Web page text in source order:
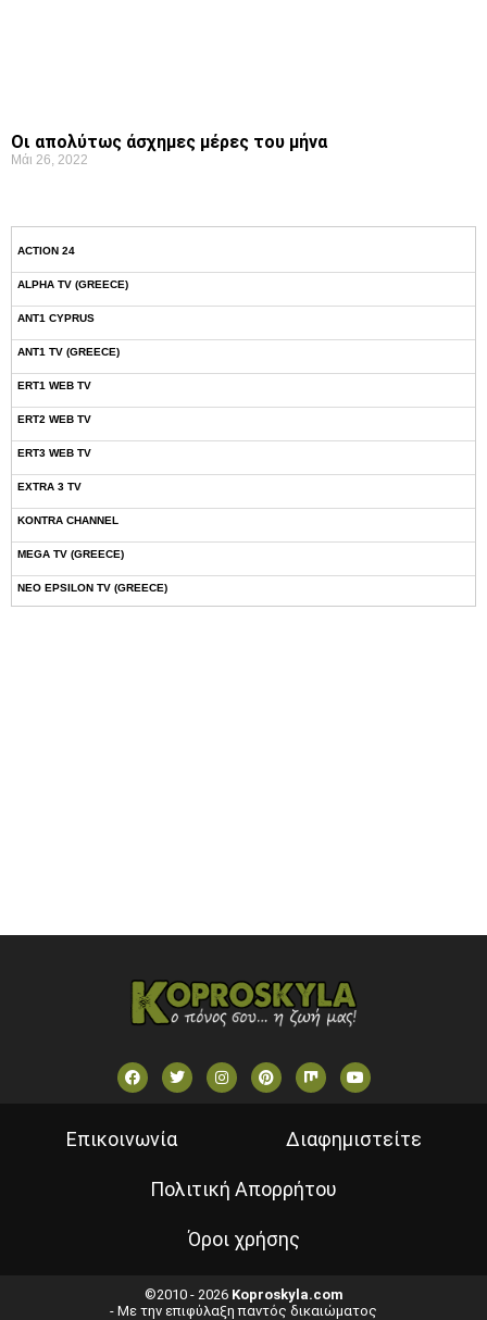
Οι απολύτως άσχημες μέρες του μήνα
Μάι 26, 2022
ACTION 24
ALPHA TV (GREECE)
ANT1 CYPRUS
ANT1 TV (GREECE)
ERT1 WEB TV
ERT2 WEB TV
ERT3 WEB TV
EXTRA 3 TV
KONTRA CHANNEL
MEGA TV (GREECE)
NEO EPSILON TV (GREECE)
Επικοινωνία Διαφημιστείτε
Πολιτική Απορρήτου
Όροι χρήσης
©2010 - 2026 Koproskyla.com
- Με την επιφύλαξη παντός δικαιώματος